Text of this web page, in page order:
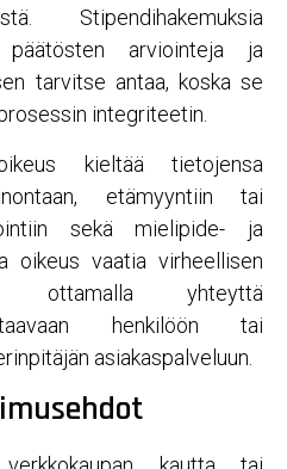
Stipendihakemuksia
päätösten arviointeja ja
tarvitse antaa, koska se
integriteetin.
kieltää tietojensa
etämyyntiin tai
sekä mielipide- ja
oikeus vaatia virheellisen
ottamalla yhteyttä
henkilöön tai
asiakaspalveluun.